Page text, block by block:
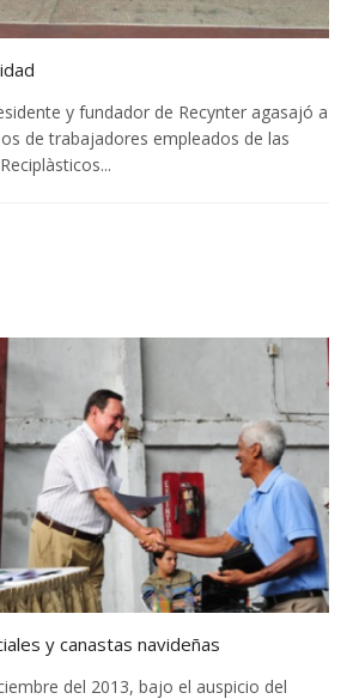
y fundador de Recynter agasajó a
de trabajadores empleados de las
y canastas navideñas
del 2013, bajo el auspicio del